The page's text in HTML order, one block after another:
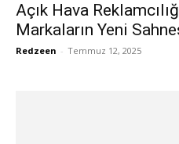
Açık Hava
Markaların Yeni
Redzeen - Temmuz 12, 2025